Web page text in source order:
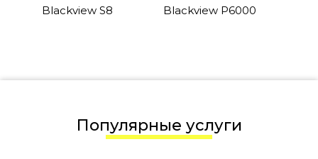
Blackview S8 Blackview P6000
Популярные услуги